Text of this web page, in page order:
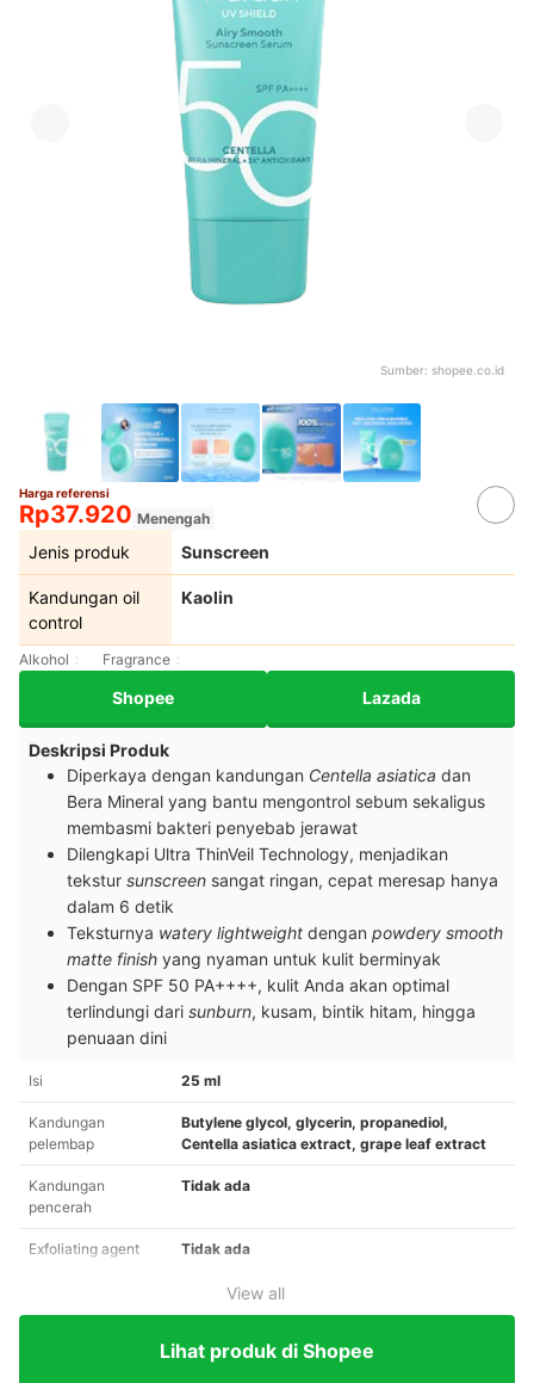
Sumber: shopee.co.id
Harga referensi
Rp37.920 Menengah
Jenis produk Sunscreen
Kandungan oil
control
Kaolin
Alkohol Fragrance
Shopee Lazada
Deskripsi Produk
Diperkaya dengan kandungan Centella asiatica dan
Bera Mineral yang bantu mengontrol sebum sekaligus
membasmi bakteri penyebab jerawat
Dilengkapi Ultra ThinVeil Technology, menjadikan
tekstur sunscreen sangat ringan, cepat meresap hanya
dalam 6 detik
Teksturnya watery lightweight dengan powdery smooth
matte finish yang nyaman untuk kulit berminyak
Dengan SPF 50 PA++++, kulit Anda akan optimal
terlindungi dari sunburn, kusam, bintik hitam, hingga
penuaan dini
Isi 25 ml
Kandungan
pelembap
Butylene glycol, glycerin, propanediol,
Centella asiatica extract, grape leaf extract
Kandungan
pencerah
Tidak ada
Exfoliating agent Tidak ada
View all
Lihat produk di Shopee